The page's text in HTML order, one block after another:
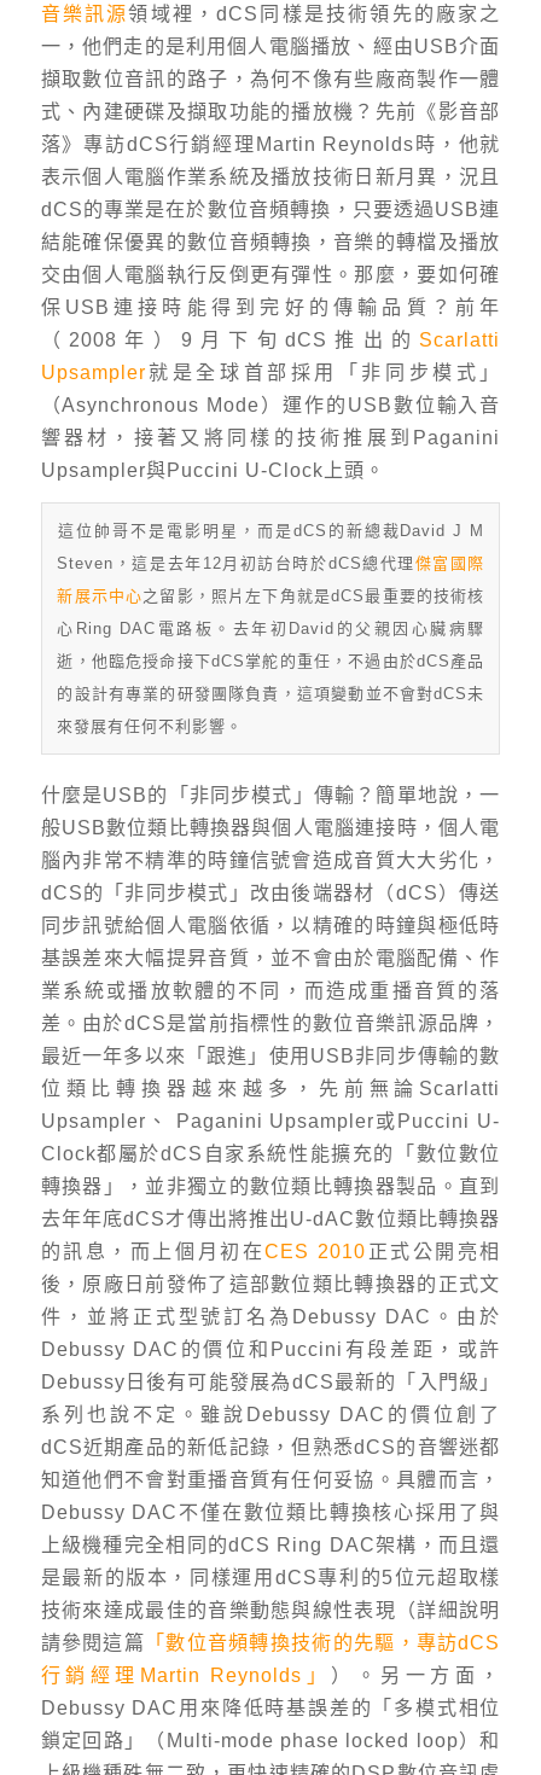
音樂訊源領域裡，dCS同樣是技術領先的廠家之
一，他們走的是利用個人電腦播放、經由USB介面
擷取數位音訊的路子，為何不像有些廠商製作一體
式、內建硬碟及擷取功能的播放機？先前《影音部
落》專訪dCS行銷經理Martin Reynolds時，他就
表示個人電腦作業系統及播放技術日新月異，況且
dCS的專業是在於數位音頻轉換，只要透過USB連
結能確保優異的數位音頻轉換，音樂的轉檔及播放
交由個人電腦執行反倒更有彈性。那麼，要如何確
保USB連接時能得到完好的傳輸品質？前年
（2008年）9月下旬dCS推出的 Scarlatti
Upsampler 就是全球首部採用「非同步模式」
（Asynchronous Mode）運作的USB數位輸入音
響器材，接著又將同樣的技術推展到Paganini
Upsampler與Puccini U-Clock上頭。
這位帥哥不是電影明星，而是dCS的新總裁David J M
Steven，這是去年12月初訪台時於dCS總代理 傑富國際
新展示中心之留影，照片左下角就是dCS最重要的技術核
心Ring DAC電路板。去年初David的父親因心臟病驟
逝，他臨危授命接下dCS掌舵的重任，不過由於dCS產品
的設計有專業的研發團隊負責，這項變動並不會對dCS未
來發展有任何不利影響。
什麼是USB的「非同步模式」傳輸？簡單地說，一
般USB數位類比轉換器與個人電腦連接時，個人電
腦內非常不精準的時鐘信號會造成音質大大劣化，
dCS的「非同步模式」改由後端器材（dCS）傳送
同步訊號給個人電腦依循，以精確的時鐘與極低時
基誤差來大幅提昇音質，並不會由於電腦配備、作
業系統或播放軟體的不同，而造成重播音質的落
差。由於dCS是當前指標性的數位音樂訊源品牌，
最近一年多以來「跟進」使用USB非同步傳輸的數
位類比轉換器越來越多，先前無論Scarlatti
Upsampler、 Paganini Upsampler或Puccini U-
Clock都屬於dCS自家系統性能擴充的「數位數位
轉換器」，並非獨立的數位類比轉換器製品。直到
去年年底dCS才傳出將推出U-dAC數位類比轉換器
的訊息，而上個月初在CES 2010 正式公開亮相
後，原廠日前發佈了這部數位類比轉換器的正式文
件，並將正式型號訂名為Debussy DAC。由於
Debussy DAC的價位和Puccini有段差距，或許
Debussy日後有可能發展為dCS最新的「入門級」
系列也說不定。雖說Debussy DAC的價位創了
dCS近期產品的新低記錄，但熟悉dCS的音響迷都
知道他們不會對重播音質有任何妥協。具體而言，
Debussy DAC不僅在數位類比轉換核心採用了與
上級機種完全相同的dCS Ring DAC架構，而且還
是最新的版本，同樣運用dCS專利的5位元超取樣
技術來達成最佳的音樂動態與線性表現（詳細說明
請參閱這篇
「數位音頻轉換技術的先驅，專訪dCS
行銷經理Martin Reynolds」 ）。另一方面，
Debussy DAC用來降低時基誤差的「多模式相位
鎖定回路」（Multi-mode phase locked loop）和